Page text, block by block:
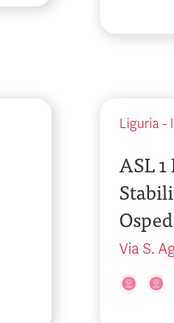
Liguria -
ASL
Via S.